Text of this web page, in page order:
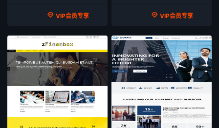
VIP会员专享 VIP会员专享